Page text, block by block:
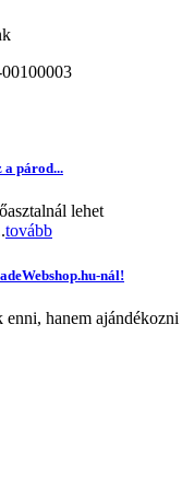
a párod...
lehet
tovább
nál!
hanem ajándékozni